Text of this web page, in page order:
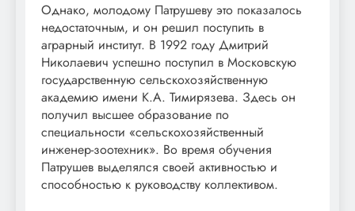
Однако, молодому Патрушеву это показалось
недостаточным, и он решил поступить в
аграрный институт. В 1992 году Дмитрий
Николаевич успешно поступил в Московскую
государственную сельскохозяйственную
академию имени К.А. Тимирязева. Здесь он
получил высшее образование по
специальности «сельскохозяйственный
инженер-зоотехник». Во время обучения
Патрушев выделялся своей активностью и
способностью к руководству коллективом.